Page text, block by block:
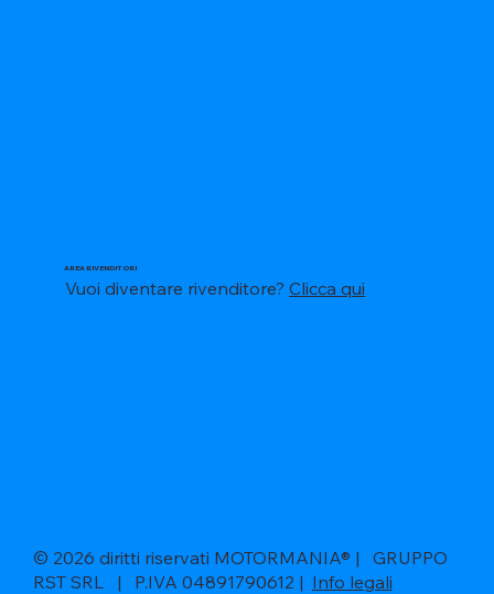
AREA RIVENDITORI
Vuoi diventare rivenditore?Clicca qui
© 2026 diritti riservati MOTORMANIA® | GRUPPO
RST SRL | P.IVA 04891790612 | Info legali